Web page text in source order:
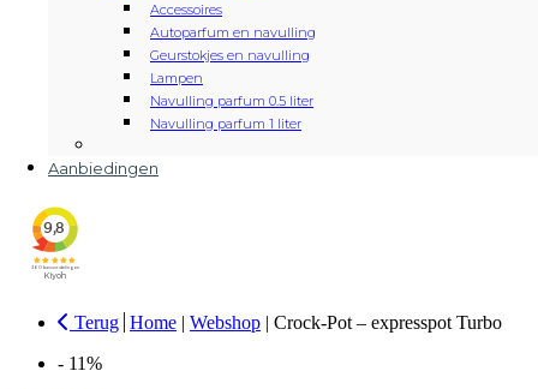
Accessoires
Autoparfum en navulling
Geurstokjes en navulling
Lampen
Navulling parfum 0.5 liter
Navulling parfum 1 liter
Aanbiedingen
Terug Home | Webshop | Crock-Pot – expresspot Turbo
- 11%